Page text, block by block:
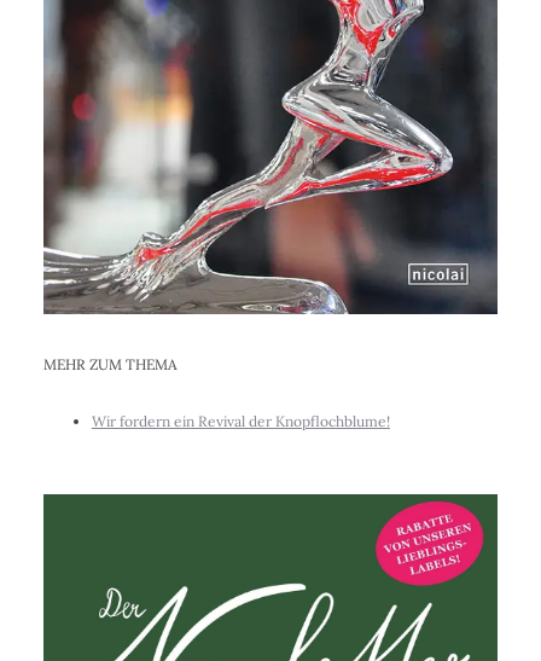
MEHR ZUM THEMA
Wir fordern ein Revival der Knopflochblume!